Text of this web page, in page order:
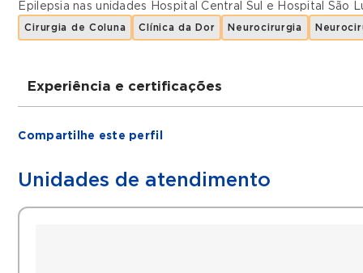
Epilepsia nas unidades Hospital Central Sul e Hospital São
Cirurgia de Coluna Clínica da Dor Neurocirurgia
Experiência e certificações
Compartilhe este perfil
Unidades de atendimento